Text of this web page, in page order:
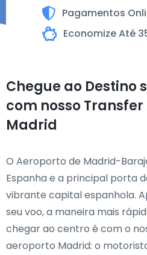
Pagamentos
Economize Até
Chegue ao Destino
com nosso
Madrid
O Aeroporto de Madrid-
Espanha e a principal porta
vibrante capital espanhola.
seu voo, a maneira mais
chegar ao centro é com o
aeroporto Madrid: o